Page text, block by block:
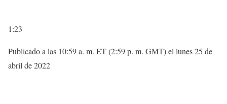
1:23
Publicado a las 10:59 a. m. ET (2:59 p. m. GMT) el lunes 25 de
abril de 2022